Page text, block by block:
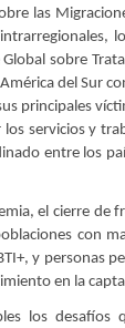
las
sobre
del Sur
principales
los servicios y
entre los
el cierre de
con
y personas
en la
los desafíos